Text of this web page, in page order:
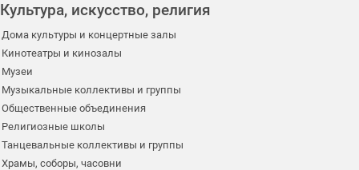
Культура, искусство, религия
Дома культуры и концертные залы
Кинотеатры и кинозалы
Музеи
Музыкальные коллективы и группы
Общественные объединения
Религиозные школы
Танцевальные коллективы и группы
Храмы, соборы, часовни